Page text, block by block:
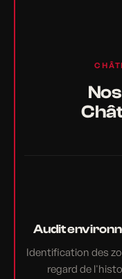
Audit
Identification des
regard de